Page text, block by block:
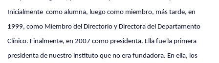
Inicialmente como alumna, luego como miembro, más tarde, en
1999, como Miembro del Directorio y Directora del Departamento
Clínico. Finalmente, en 2007 como presidenta. Ella fue la primera
presidenta de nuestro instituto que no era fundadora. En ella, los